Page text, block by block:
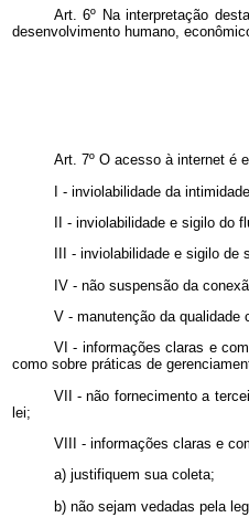
Art. 6º Na interpretação
desenvolvimento humano,
Art. 7º O acesso à internet é
I - inviolabilidade da
II - inviolabilidade e sigilo do
III - inviolabilidade e sigilo
IV - não suspensão da
V - manutenção da qualidade
VI - informações claras e
como sobre práticas de
VII - não fornecimento a
lei;
VIII - informações claras e
a) justifiquem sua coleta;
b) não sejam vedadas pela